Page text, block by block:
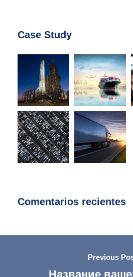
Case Study
Comentarios recientes
Previous
Название